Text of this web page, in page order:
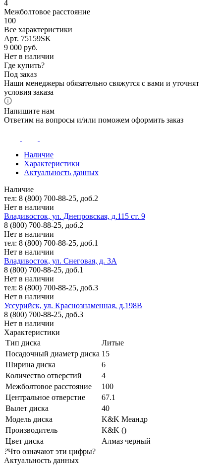
4
Межболтовое расстояние
100
Все характеристики
Арт. 75159SK
9 000 руб.
Нет в наличии
Где купить?
Под заказ
Наши менеджеры обязательно свяжутся с вами и уточнят
условия заказа
Напишите нам
Ответим на вопросы и/или поможем оформить заказ
Наличие
Характеристики
Актуальность данных
Наличие
тел: 8 (800) 700-88-25, доб.2
Нет в наличии
Владивосток, ул. Днепровская, д.115 ст. 9
8 (800) 700-88-25, доб.2
Нет в наличии
тел: 8 (800) 700-88-25, доб.1
Нет в наличии
Владивосток, ул. Снеговая, д. 3А
8 (800) 700-88-25, доб.1
Нет в наличии
тел: 8 (800) 700-88-25, доб.3
Нет в наличии
Уссурийск, ул. Краснознаменная, д.198В
8 (800) 700-88-25, доб.3
Нет в наличии
Характеристики
Тип диска
Литые
Посадочный диаметр диска 15
Ширина диска
6
Количество отверстий
4
Межболтовое расстояние
100
Центральное отверстие
67.1
Вылет диска
40
Модель диска
K&K Меандр
Производитель
K&K ()
Цвет диска
Алмаз черный
?Что означают эти цифры?
Актуальность данных